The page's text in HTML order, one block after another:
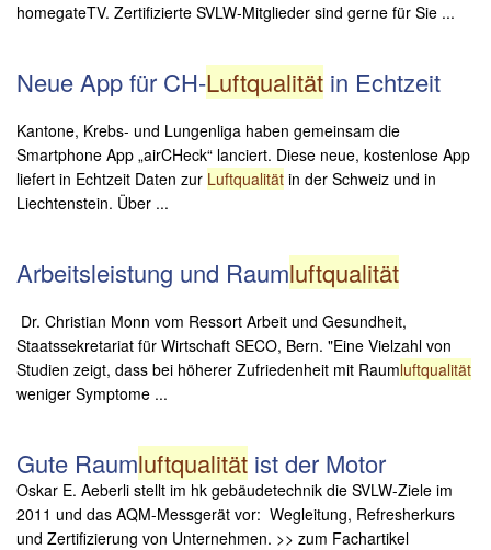
homegateTV. Zertifizierte SVLW-Mitglieder sind gerne für Sie ...
Neue App für CH-Luftqualität in Echtzeit
Kantone, Krebs- und Lungenliga haben gemeinsam die
Smartphone App „airCHeck“ lanciert. Diese neue, kostenlose App
liefert in Echtzeit Daten zur Luftqualität in der Schweiz und in
Liechtenstein. Über ...
Arbeitsleistung und Raumluftqualität
Dr. Christian Monn vom Ressort Arbeit und Gesundheit,
Staatssekretariat für Wirtschaft SECO, Bern. "Eine Vielzahl von
Studien zeigt, dass bei höherer Zufriedenheit mit Raumluftqualität
weniger Symptome ...
Gute Raumluftqualität ist der Motor
Oskar E. Aeberli stellt im hk gebäudetechnik die SVLW-Ziele im
2011 und das AQM-Messgerät vor: Wegleitung, Refresherkurs
und Zertifizierung von Unternehmen. >> zum Fachartikel